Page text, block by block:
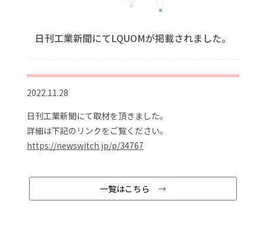
日刊工業新聞にてLQUOMが掲載されました。
2022.11.28
日刊工業新聞にて取材を頂きました。
詳細は下記のリンクをご覧ください。
https://newswitch.jp/p/34767
一覧はこちら